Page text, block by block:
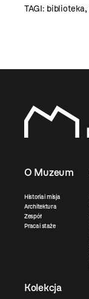
TAGI: biblioteka,
O Muzeum
Historia i misja
Architektura
Zespół
Praca i staże
Kolekcja